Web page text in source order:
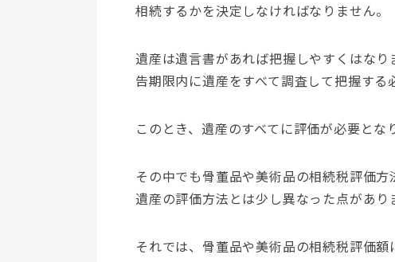
相続するかを決定しなければなりません。
遺産は遺言書があれば把握しやすくはな
告期限内に遺産をすべて調査して把握する
このとき、遺産のすべてに評価が必要とな
その中でも骨董品や美術品の相続税評価
遺産の評価方法とは少し異なった点があり
それでは、骨董品や美術品の相続税評価額